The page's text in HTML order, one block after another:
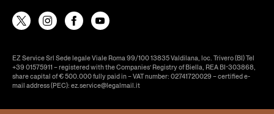
EZ Service Srl Sede legale Viale Roma 99/100 13835 Valdilana, loc. Trivero (BI) Tel
+39 01575911 – registered with the Companies’ Registry of Biella, REA BI-303868,
share capital of € 500.000 fully paid in – VAT number: 02741720029 – certified e-
mail address (PEC): ez.service@legalmail.it